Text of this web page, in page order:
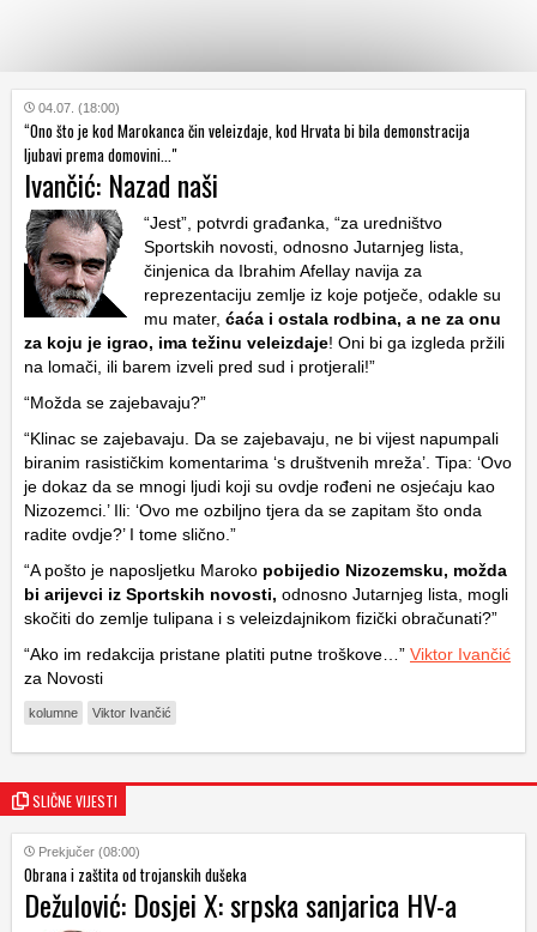
KATEGORIJE
HRVATSKI
WEB
04.07. (18:00)
“Ono što je kod Marokanca čin veleizdaje, kod Hrvata bi bila demonstracija
ljubavi prema domovini..."
Ivančić: Nazad naši
“Jest”, potvrdi građanka, “za uredništvo
Sportskih novosti, odnosno Jutarnjeg lista,
činjenica da Ibrahim Afellay navija za
reprezentaciju zemlje iz koje potječe, odakle su
mu mater, ćaća i ostala rodbina, a ne za onu
za koju je igrao, ima težinu veleizdaje! Oni bi ga izgleda pržili
na lomači, ili barem izveli pred sud i protjerali!”
“Možda se zajebavaju?”
“Klinac se zajebavaju. Da se zajebavaju, ne bi vijest napumpali
biranim rasističkim komentarima ‘s društvenih mreža’. Tipa: ‘Ovo
je dokaz da se mnogi ljudi koji su ovdje rođeni ne osjećaju kao
Nizozemci.’ Ili: ‘Ovo me ozbiljno tjera da se zapitam što onda
radite ovdje?’ I tome slično.”
“A pošto je naposljetku Maroko pobijedio Nizozemsku, možda
bi arijevci iz Sportskih novosti, odnosno Jutarnjeg lista, mogli
skočiti do zemlje tulipana i s veleizdajnikom fizički obračunati?”
“Ako im redakcija pristane platiti putne troškove…” Viktor Ivančić
za Novosti
kolumne Viktor Ivančić
SLIČNE VIJESTI
Prekjučer (08:00)
Obrana i zaštita od trojanskih dušeka
Dežulović: Dosjei X: srpska sanjarica HV-a